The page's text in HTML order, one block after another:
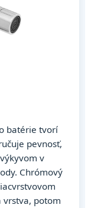
batérie tvorí
pevnosť,
v
Chrómový
vrstva, potom